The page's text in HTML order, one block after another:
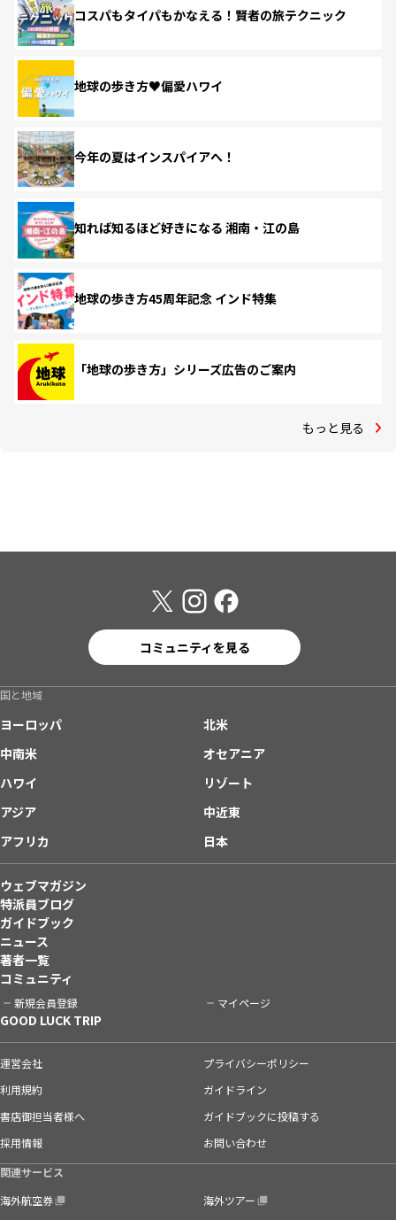
コスパもタイパもかなえる！賢者の旅テクニック
地球の歩き方♥偏愛ハワイ
今年の夏はインスパイアへ！
知れば知るほど好きになる 湘南・江の島
地球の歩き方45周年記念 インド特集
「地球の歩き方」シリーズ広告のご案内
もっと見る
コミュニティを見る
国と地域
ヨーロッパ
北米
中南米
オセアニア
ハワイ
リゾート
アジア
中近東
アフリカ
日本
ウェブマガジン
特派員ブログ
ガイドブック
ニュース
著者一覧
コミュニティ
新規会員登録 マイページ
GOOD LUCK TRIP
運営会社
プライバシーポリシー
利用規約
ガイドライン
書店御担当者様へ
ガイドブックに投稿する
採用情報
お問い合わせ
関連サービス
海外航空券
海外ツアー